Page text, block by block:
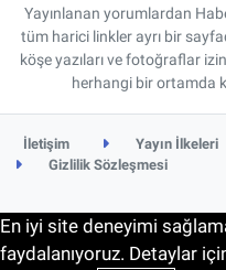
Yayınlanan yorumlardan
tüm harici linkler ayrı bir
köşe yazıları ve fotoğraflar
herhangi bir ortamda
İletişim
Yayın İlkeleri
Gizlilik Sözleşmesi
En iyi site deneyimi
faydalanıyoruz. Detaylar